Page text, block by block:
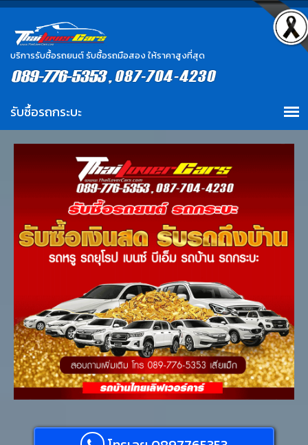
บริการรับซื้อรถยนต์ รับซื้อรถมือสอง ให้ราคาสูงที่สุด